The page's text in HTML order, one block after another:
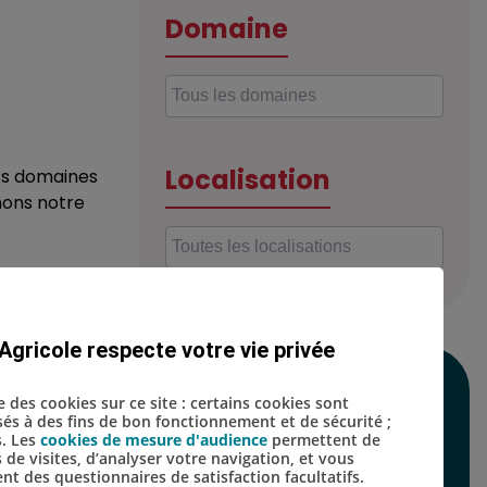
domaines
notre
Domaine
Localisation
SUIVEZ-NOUS SUR
LES RÉSEAUX
SOCIAUX
respecte votre vie privée
des cookies sur ce site : certains cookies sont
à des fins de bon fonctionnement et de sécurité ;
Les cookies de mesure d'audience permettent de
visites, d’analyser votre navigation, et vous
des questionnaires de satisfaction facultatifs.